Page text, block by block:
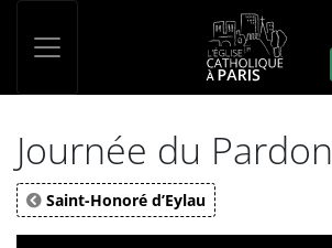
Journée du Pardon
Saint-Honoré d’Eylau
Panneau de gestion des cookies